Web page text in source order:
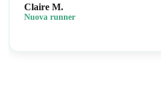
Claire M.
Nuova runner